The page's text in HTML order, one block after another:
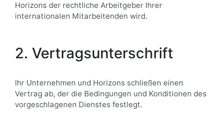
Horizons der rechtliche Arbeitgeber Ihrer
internationalen Mitarbeitenden wird.
2. Vertragsunterschrift
Ihr Unternehmen und Horizons schließen einen
Vertrag ab, der die Bedingungen und Konditionen des
vorgeschlagenen Dienstes festlegt.